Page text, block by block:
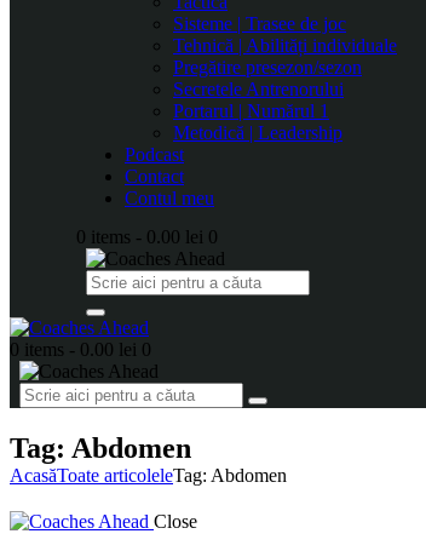
Sisteme | Trasee de joc
Tehnică | Abilități individuale
Pregătire presezon/sezon
Secretele Antrenorului
Portarul | Numărul 1
Metodică | Leadership
Podcast
Contact
Contul meu
0 items - 0.00 lei 0
0 items - 0.00 lei 0
Tag: Abdomen
AcasăToate articoleleTag: Abdomen
Close